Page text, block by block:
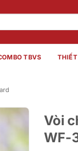
TBVS THIẾT
Vòi
WF-